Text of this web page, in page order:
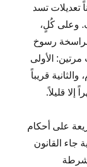
تعديلات تسد
وعلى كُلٍ،
ظل أحكام القانون 430 لسنة 1955 الراسخة رسوخ
مرتين: الأولى
والثانية قريباً
على أحكام
جاء القانون